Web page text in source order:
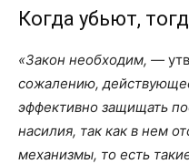
Когда убьют,
«Закон необходим, —
сожалению,
эффективно защищать
насилия, так как в нем
механизмы, то есть